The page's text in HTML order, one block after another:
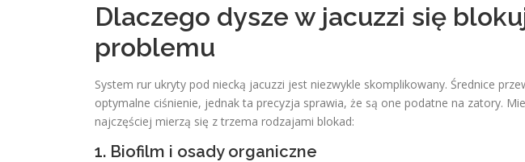
Dlaczego dysze w jacuzzi się
problemu
System rur ukryty pod niecką jacuzzi jest niezwykle skomplikowany. Średnice
optymalne ciśnienie, jednak ta precyzja sprawia, że są one podatne na zatory.
najczęściej mierzą się z trzema rodzajami blokad:
1. Biofilm i osady organiczne